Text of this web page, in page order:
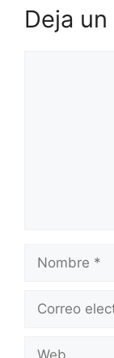
Deja
electrónico